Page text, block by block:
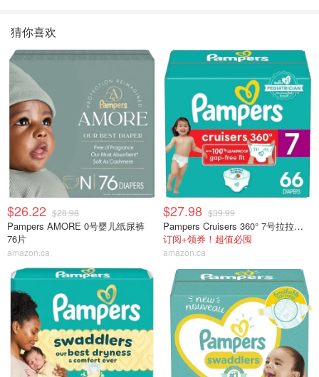
猜你喜欢
$26.22 $28.98
Pampers AMORE 0号婴儿纸尿裤
76片
amazon.ca
$27.98 $39.99
Pampers Cruisers 360° 7号拉拉裤 66片
订阅+领券！超值必囤
amazon.ca